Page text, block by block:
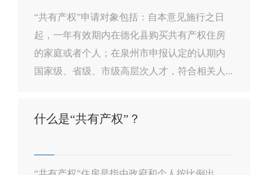
“共有产权”申请对象包括：自本意见施行之日
起，一年有效期内在德化县购买共有产权住房
的家庭或者个人；在泉州市申报认定的认期内
国家级、省级、市级高层次人才，符合相关人...
什么是“共有产权”？